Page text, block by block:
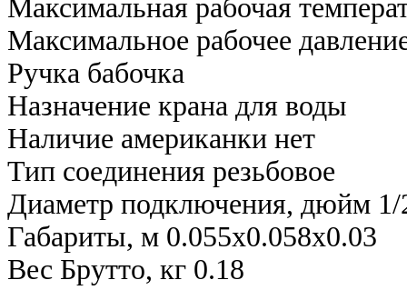
Максимальная рабочая
Максимальное рабочее
Ручка бабочка
Назначение крана для воды
Наличие американки нет
Тип соединения резьбовое
Диаметр подключения, дюйм 1/
Габариты, м 0.055x0.058x0.03
Вес Брутто, кг 0.18